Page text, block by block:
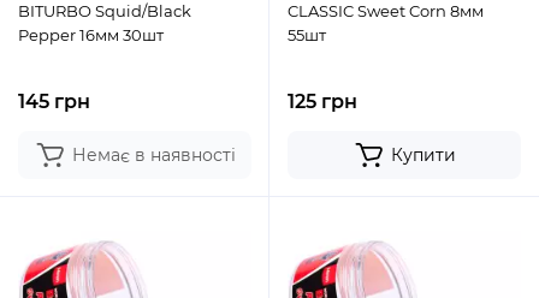
BITURBO Squid/Black
Pepper 16мм 30шт
145 грн
Немає в наявності
CLASSIC Sweet Corn 8мм
55шт
125 грн
Купити